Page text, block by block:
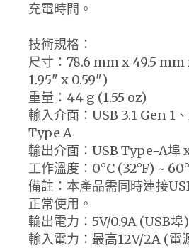
充電時間。
技術規格：
尺寸：78.6 mm x 49.5
1.95" x 0.59")
重量：44 g (1.55 oz)
輸入介面：USB 3.1 Gen 1
Type A
輸出介面：USB Type-A埠
工作溫度：0°C (32°F) ~
備註：本產品需同時連接
正常使用。
輸出電力：5V/0.9A (USB埠)
輸入電力：最高12V/2A (電